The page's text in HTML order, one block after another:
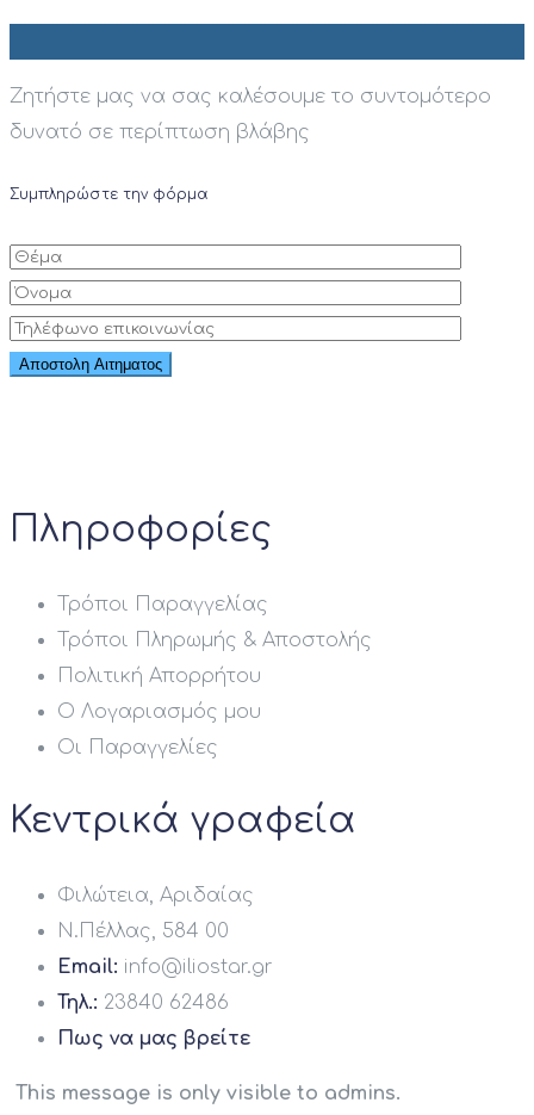
Ζητήστε μας να σας καλέσουμε το συντομότερο
δυνατό σε περίπτωση βλάβης
Συμπληρώστε την φόρμα
Πληροφορίες
Τρόποι Παραγγελίας
Τρόποι Πληρωμής & Αποστολής
Πολιτική Απορρήτου
Ο Λογαριασμός μου
Οι Παραγγελίες
Κεντρικά γραφεία
Φιλώτεια, Αριδαίας
Ν.Πέλλας, 584 00
Email: info@iliostar.gr
Τηλ.: 23840 62486
Πως να μας βρείτε
This message is only visible to admins.